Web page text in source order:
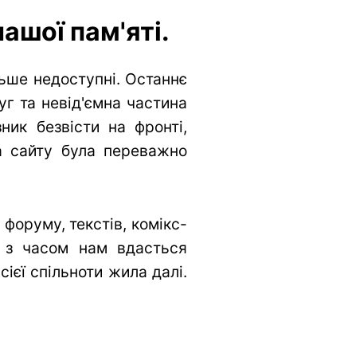
пам'яті.
недоступні. Останнє
та невід'ємна частина
безвісти на фронті,
сайту була переважно
текстів, комікс-
з часом нам вдасться
спільноти жила далі.